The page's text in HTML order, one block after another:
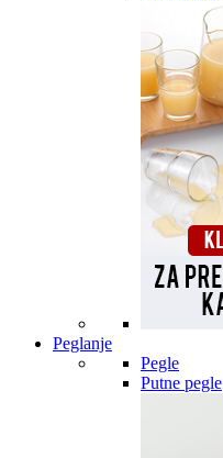
Peglanje
Pegle
Putne pegle